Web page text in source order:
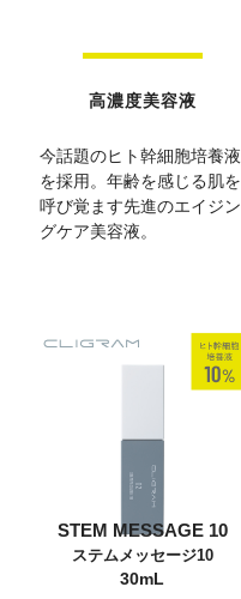
高濃度美容液
今話題のヒト幹細胞培養液
を採用。年齢を感じる肌を
呼び覚ます先進のエイジン
グケア美容液。
STEM MESSAGE 10
ステムメッセージ10
30mL